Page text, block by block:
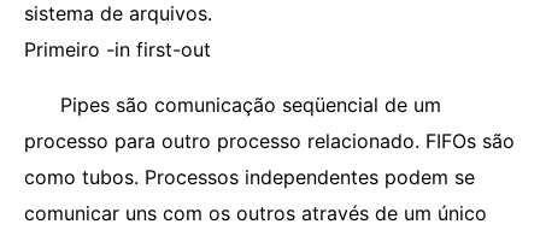
sistema de arquivos.
Primeiro -in first-out
Pipes são comunicação seqüencial de um
processo para outro processo relacionado. FIFOs são
como tubos. Processos independentes podem se
comunicar uns com os outros através de um único